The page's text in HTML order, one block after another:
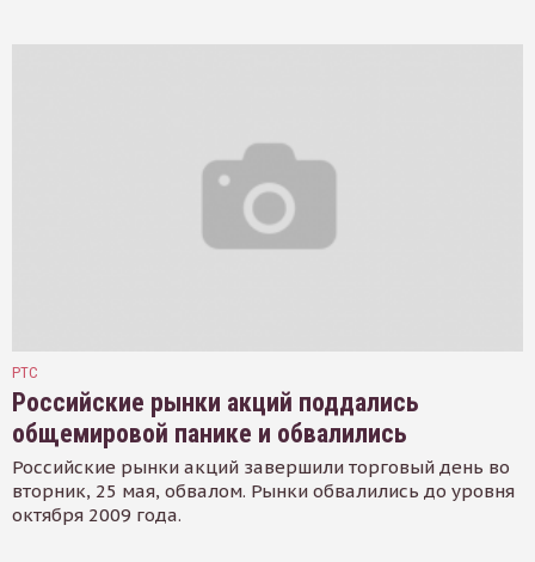
РТС
Российские рынки акций поддались
общемировой панике и обвалились
Российские рынки акций завершили торговый день во
вторник, 25 мая, обвалом. Рынки обвалились до уровня
октября 2009 года.